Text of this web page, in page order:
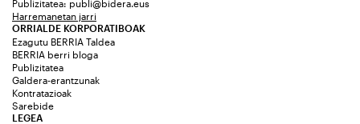
Publizitatea: publi@bidera.eus
Harremanetan jarri
ORRIALDE KORPORATIBOAK
Ezagutu BERRIA Taldea
BERRIA berri bloga
Publizitatea
Galdera-erantzunak
Kontratazioak
Sarebide
LEGEA